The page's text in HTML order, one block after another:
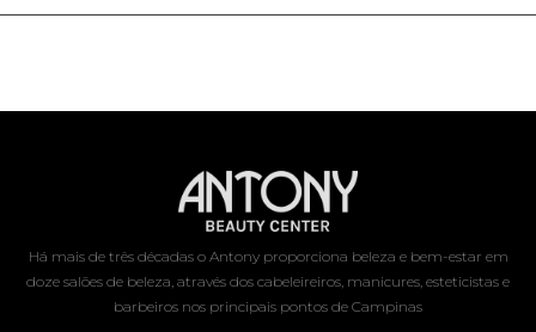
Há mais de três décadas o Antony proporciona beleza e bem-estar em
doze salões de beleza, através dos cabeleireiros, manicures, esteticistas e
barbeiros nos principais pontos de Campinas